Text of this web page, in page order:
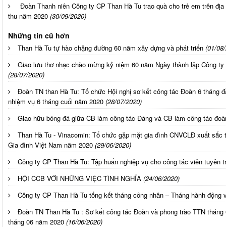
Đoàn Thanh niên Công ty CP Than Hà Tu trao quà cho trẻ em trên
thu năm 2020 (30/09/2020)
Những tin cũ hơn
Than Hà Tu tự hào chặng đường 60 năm xây dựng và phát triển (01/
Giao lưu thơ nhạc chào mừng kỷ niệm 60 năm Ngày thành lập Công
(28/07/2020)
Đoàn TN than Hà Tu: Tổ chức Hội nghị sơ kết công tác Đoàn 6 tháng
nhiệm vụ 6 tháng cuối năm 2020 (28/07/2020)
Giao hữu bóng đá giữa CB làm công tác Đảng và CB làm công tác
Than Hà Tu - Vinacomin: Tổ chức gặp mặt gia đình CNVCLĐ xuất
Gia đình Việt Nam năm 2020 (29/06/2020)
Công ty CP Than Hà Tu: Tập huấn nghiệp vụ cho công tác viên tuyên
HỘI CCB VỚI NHỮNG VIỆC TÌNH NGHĨA (24/06/2020)
Công ty CP Than Hà Tu tổng kết tháng công nhân – Tháng hành động
Đoàn TN Than Hà Tu : Sơ kết công tác Đoàn và phong trào TTN
tháng 06 năm 2020 (16/06/2020)